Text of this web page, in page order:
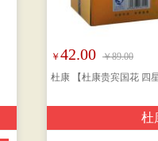
￥ 42.00 ￥89.00
杜康 【杜康贵宾国花 四
杜